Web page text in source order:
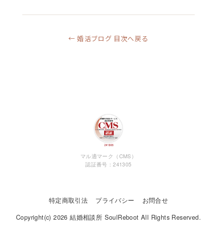
← 婚活ブログ 目次へ戻る
マル適マーク（CMS）
認証番号：241305
特定商取引法 プライバシー
お問合せ
Copyright(c) 2026 結婚相談所 SoulReboot All Rights Reserved.